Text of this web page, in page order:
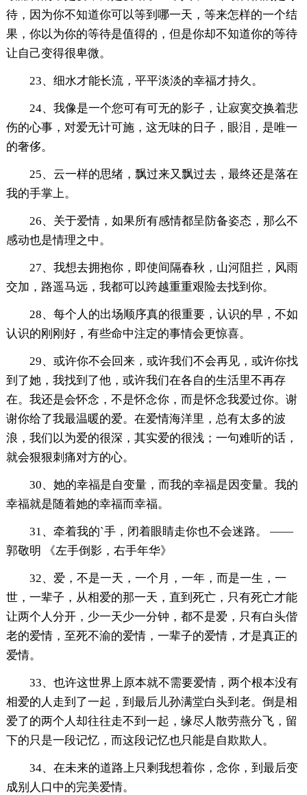
待，因为你不知道你可以等到哪一天，等来怎样的一个结
果，你以为你的等待是值得的，但是你却不知道你的等待
让自己变得很卑微。
23、细水才能长流，平平淡淡的幸福才持久。
24、我像是一个您可有可无的影子，让寂寞交换着悲
伤的心事，对爱无计可施，这无味的日子，眼泪，是唯一
的奢侈。
25、云一样的思绪，飘过来又飘过去，最终还是落在
我的手掌上。
26、关于爱情，如果所有感情都呈防备姿态，那么不
感动也是情理之中。
27、我想去拥抱你，即使间隔春秋，山河阻拦，风雨
交加，路遥马远，我都可以跨越重重艰险去找到你。
28、每个人的出场顺序真的很重要，认识的早，不如
认识的刚刚好，有些命中注定的事情会更惊喜。
29、或许你不会回来，或许我们不会再见，或许你找
到了她，我找到了他，或许我们在各自的生活里不再存
在。我还是会怀念，不是怀念你，而是怀念我爱过你。谢
谢你给了我最温暖的爱。在爱情海洋里，总有太多的波
浪，我们以为爱的很深，其实爱的很浅；一句难听的话，
就会狠狠刺痛对方的心。
30、她的幸福是自变量，而我的幸福是因变量。我的
幸福就是随着她的幸福而幸福。
31、牵着我的`手，闭着眼睛走你也不会迷路。 ——
郭敬明 《左手倒影，右手年华》
32、爱，不是一天，一个月，一年，而是一生，一
世，一辈子，从相爱的那一天，直到死亡，只有死亡才能
让两个人分开，少一天少一分钟，都不是爱，只有白头偕
老的爱情，至死不渝的爱情，一辈子的爱情，才是真正的
爱情。
33、也许这世界上原本就不需要爱情，两个根本没有
相爱的人走到了一起，到最后儿孙满堂白头到老。倒是相
爱了的两个人却往往走不到一起，缘尽人散劳燕分飞，留
下的只是一段记忆，而这段记忆也只能是自欺欺人。
34、在未来的道路上只剩我想着你，念你，到最后变
成别人口中的完美爱情。